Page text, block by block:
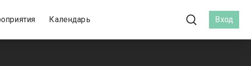
Календарь Вход